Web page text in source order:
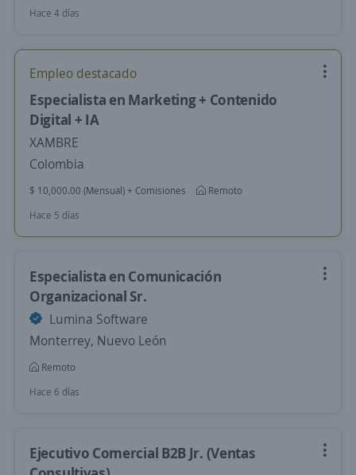
Hace 4 días
Empleo destacado
Especialista en Marketing + Contenido
Digital + IA
XAMBRE
Colombia
$ 10,000.00 (Mensual) + Comisiones
Remoto
Hace 5 días
Especialista en Comunicación
Organizacional Sr.
Lumina Software
Monterrey, Nuevo León
Remoto
Hace 6 días
Ejecutivo Comercial B2B Jr. (Ventas